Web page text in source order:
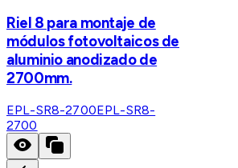
Riel 8 para montaje de
módulos fotovoltaicos de
aluminio anodizado de
2700mm.
EPL-SR8-2700EPL-SR8-
2700